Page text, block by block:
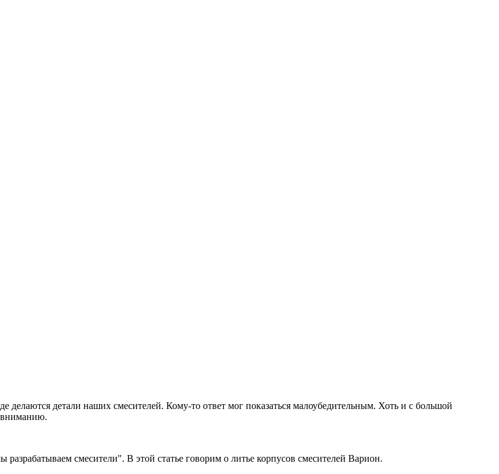
делаются детали наших смесителей. Кому-то ответ мог показаться малоубедительным. Хоть и с большой
вниманию.
смесители". В этой статье говорим о литье корпусов смесителей Варион.